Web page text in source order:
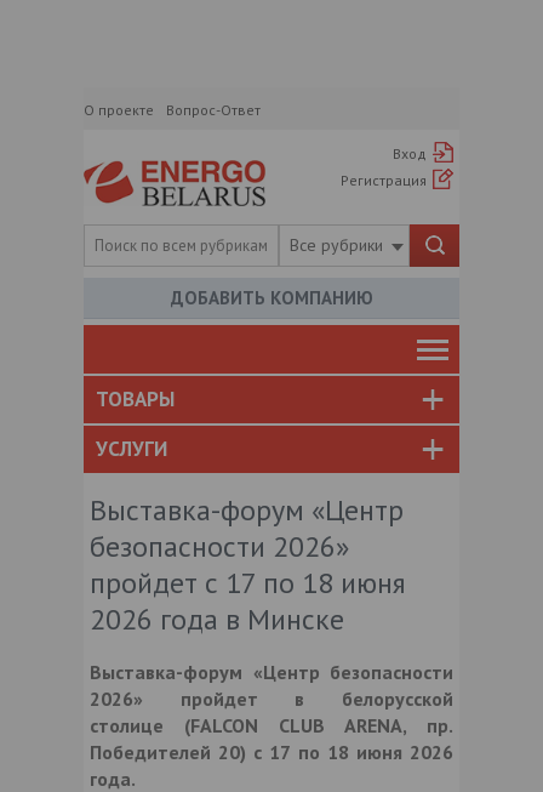
О проекте Вопрос-Ответ
Вход
Регистрация
Все рубрики
ДОБАВИТЬ КОМПАНИЮ
ТОВАРЫ
УСЛУГИ
Выставка-форум «Центр
безопасности 2026»
пройдет с 17 по 18 июня
2026 года в Минске
Выставка-форум «Центр безопасности
2026» пройдет в белорусской
столице (FALCON CLUB ARENA, пр.
Победителей 20) с 17 по 18 июня 2026
года.